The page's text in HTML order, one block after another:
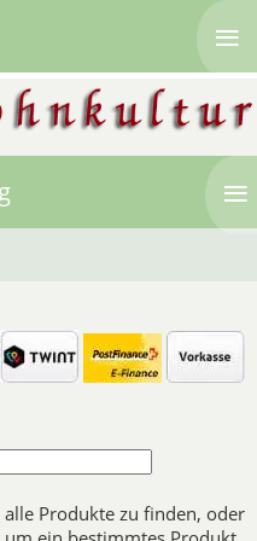
Rose Vasen
Die Famille Rose
ganzen 18.
≡
alle Produkte zu finden, oder
≡